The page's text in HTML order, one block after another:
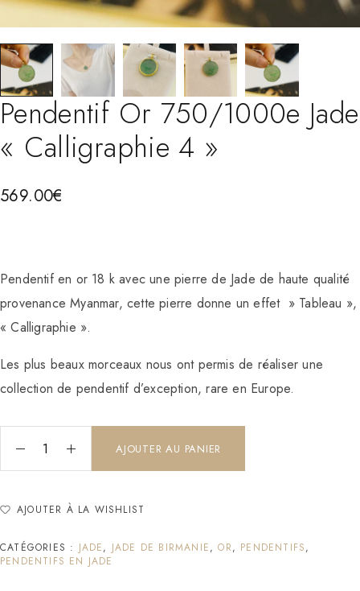
Pendentif Or 750/1000e Jade
« Calligraphie 4 »
569.00€
Pendentif en or 18 k avec une pierre de Jade de haute qualité
provenance Myanmar, cette pierre donne un effet » Tableau »,
« Calligraphie ».
Les plus beaux morceaux nous ont permis de réaliser une
collection de pendentif d’exception, rare en Europe.
AJOUTER AU PANIER
AJOUTER À LA WISHLIST
CATÉGORIES : JADE, JADE DE BIRMANIE,OR, PENDENTIFS,
PENDENTIFS EN JADE